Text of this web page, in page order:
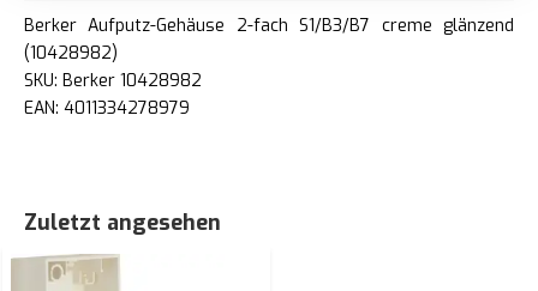
Berker Aufputz-Gehäuse 2-fach S1/B3/B7 creme glänzend
(10428982)
SKU: Berker 10428982
EAN: 4011334278979
Zuletzt angesehen